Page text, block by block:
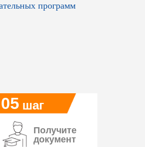
программ
05 шаг
Получите
документ